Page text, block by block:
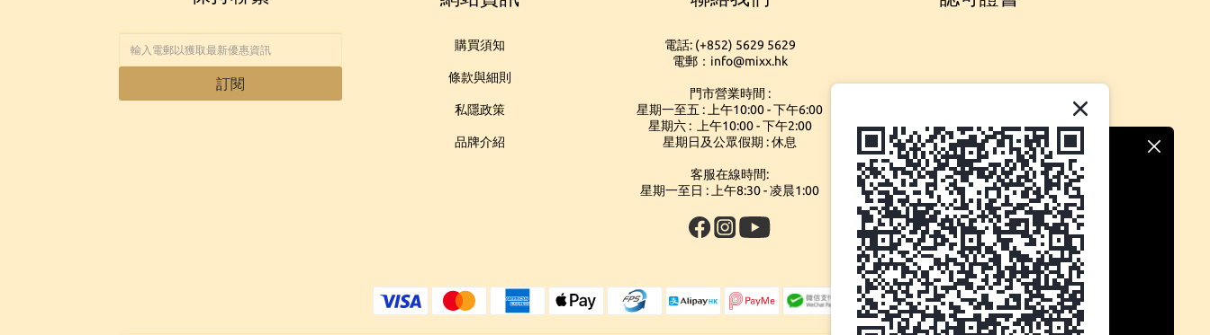
訂閱
購買須知
條款與細則
私隱政策
品牌介紹
電話: (+852) 5629 5629
電郵：info@mixx.hk
門市營業時間 :
星期一至五 : 上午10:00 - 下午6:00
星期六 : 上午10:00 - 下午2:00
星期日及公眾假期 : 休息
客服在線時間:
星期一至日 : 上午8:30 - 凌晨1:00